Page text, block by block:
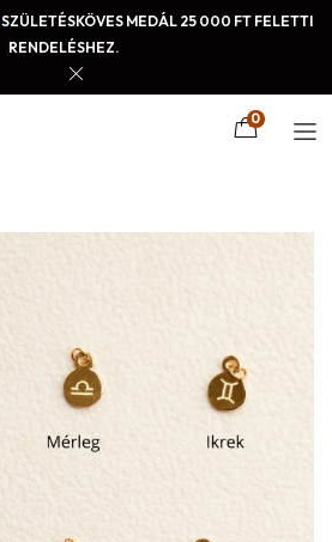
SZÜLETÉSKÖVES MEDÁL 25 000 FT FELETTI
RENDELÉSHEZ.
0